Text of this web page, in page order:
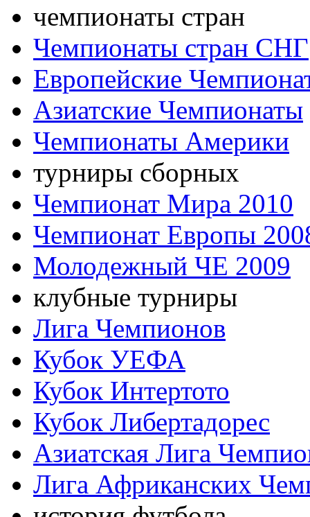
чемпионаты стран
Чемпионаты стран СНГ
Европейские
Азиатские Чемпионаты
Чемпионаты Америки
турниры сборных
Чемпионат Мира 2010
Чемпионат Европы
Молодежный ЧЕ 2009
клубные турниры
Лига Чемпионов
Кубок УЕФА
Кубок Интертото
Кубок Либертадорес
Азиатская Лига
Лига Африканских